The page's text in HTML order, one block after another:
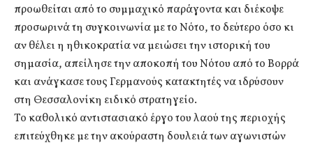
προωθείται από το συμμαχικό παράγοντα και διέκοψε
προσωρινά τη συγκοινωνία με το Νότο, το δεύτερο όσο κι
αν θέλει η ηθικοκρατία να μειώσει την ιστορική του
σημασία, απείλησε την αποκοπή του Νότου από το Βορρά
και ανάγκασε τους Γερμανούς κατακτητές να ιδρύσουν
στη Θεσσαλονίκη ειδικό στρατηγείο.
Το καθολικό αντιστασιακό έργο του λαού της περιοχής
επιτεύχθηκε με την ακούραστη δουλειά των αγωνιστών